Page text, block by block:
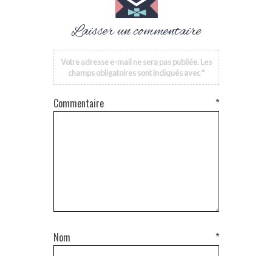
Laisser un commentaire
Votre adresse e-mail ne sera pas publiée. Les
champs obligatoires sont indiqués avec*
Commentaire *
Nom *